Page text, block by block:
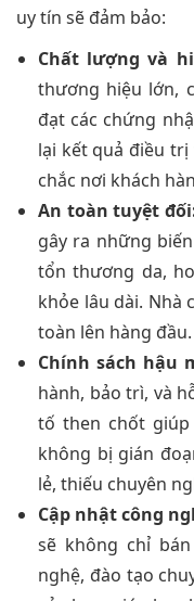
uy tín sẽ đảm bảo:
Chất lượng và
thương hiệu lớn,
đạt các chứng
lại kết quả điều
chắc nơi khách
An toàn tuyệt
gây ra những
tổn thương da,
khỏe lâu dài. Nhà
toàn lên hàng đầu.
Chính sách hậu
hành, bảo trì, và
tố then chốt
không bị gián
lẻ, thiếu chuyên
Cập nhật công
sẽ không chỉ
nghệ, đào tạo